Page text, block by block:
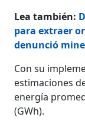
Lea también:
para extraer
denunció
Con su
estimaciones
energía
(GWh).